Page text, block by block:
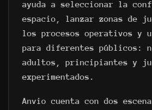
ayuda a seleccionar la
espacio, lanzar zonas de
los procesos operativos y
para diferentes públicos:
adultos, principiantes y
experimentados.
Anvio cuenta con dos